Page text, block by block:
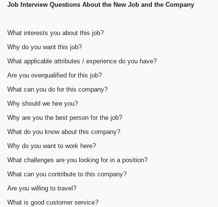
Job Interview Questions About the New Job and the Company
What interests you about this job?
Why do you want this job?
What applicable attributes / experience do you have?
Are you overqualified for this job?
What can you do for this company?
Why should we hire you?
Why are you the best person for the job?
What do you know about this company?
Why do you want to work here?
What challenges are you looking for in a position?
What can you contribute to this company?
Are you willing to travel?
What is good customer service?